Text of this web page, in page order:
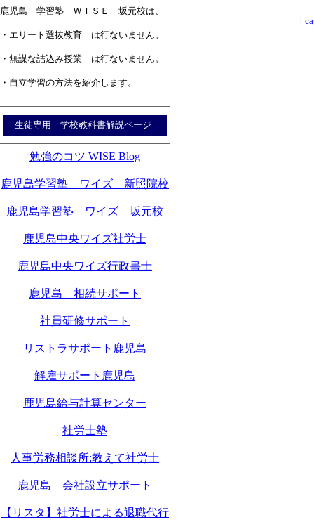
鹿児島 学習塾 ＷＩＳＥ 坂元校は、
・エリート選抜教育 は行ないません。
・無謀な詰込み授業 は行ないません。
・自立学習の方法を紹介します。
生徒専用 学校教科書解説ページ
勉強のコツ WISE Blog
鹿児島学習塾 ワイズ 新照院校
鹿児島学習塾 ワイズ 坂元校
鹿児島中央ワイズ社労士
鹿児島中央ワイズ行政書士
鹿児島 相続サポート
社員研修サポート
リストラサポート鹿児島
解雇サポート鹿児島
鹿児島給与計算センター
社労士塾
人事労務相談所:教えて社労士
鹿児島 会社設立サポート
【リスタ】社労士による退職代行
[